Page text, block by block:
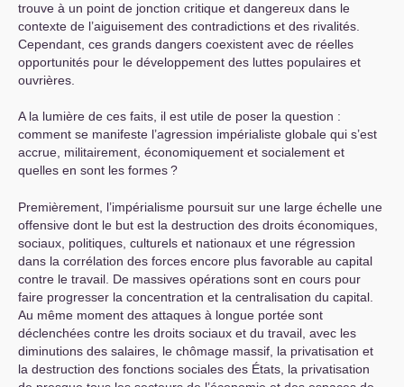
trouve à un point de jonction critique et dangereux dans le
contexte de l’aiguisement des contradictions et des rivalités.
Cependant, ces grands dangers coexistent avec de réelles
opportunités pour le développement des luttes populaires et
ouvrières.
A la lumière de ces faits, il est utile de poser la question :
comment se manifeste l’agression impérialiste globale qui s’est
accrue, militairement, économiquement et socialement et
quelles en sont les formes?
Premièrement, l’impérialisme poursuit sur une large échelle une
offensive dont le but est la destruction des droits économiques,
sociaux, politiques, culturels et nationaux et une régression
dans la corrélation des forces encore plus favorable au capital
contre le travail. De massives opérations sont en cours pour
faire progresser la concentration et la centralisation du capital.
Au même moment des attaques à longue portée sont
déclenchées contre les droits sociaux et du travail, avec les
diminutions des salaires, le chômage massif, la privatisation et
la destruction des fonctions sociales des États, la privatisation